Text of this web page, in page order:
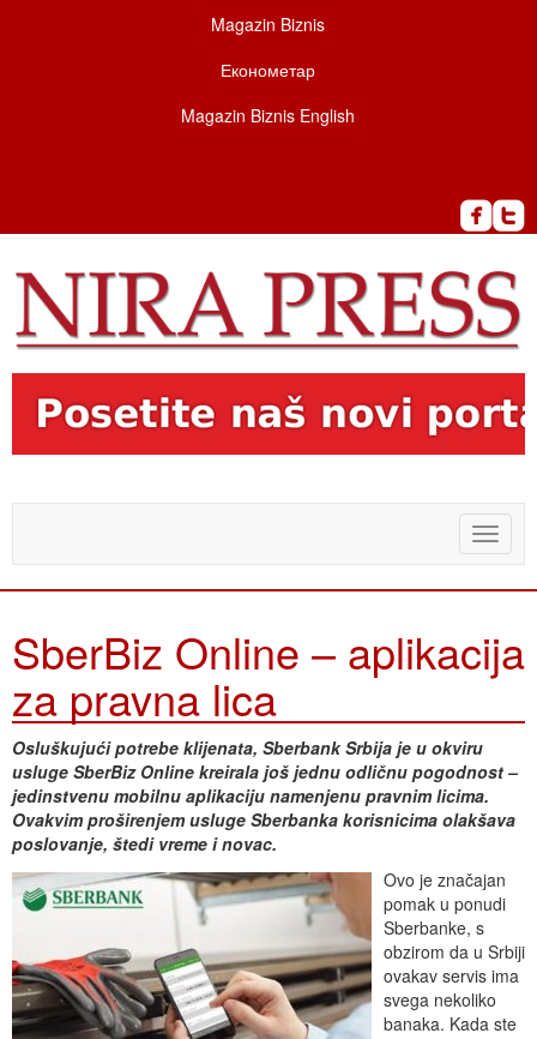
Magazin Biznis
Економетар
Magazin Biznis English
Toggle
SberBiz Online – aplikacija
za pravna lica
Osluškujući potrebe klijenata, Sberbank Srbija je u okviru
usluge SberBiz Online kreirala još jednu odličnu pogodnost –
jedinstvenu mobilnu aplikaciju namenjenu pravnim licima.
Ovakvim proširenjem usluge Sberbanka korisnicima olakšava
poslovanje, štedi vreme i novac.
Ovo je značajan
pomak u ponudi
Sberbanke, s
obzirom da u Srbiji
ovakav servis ima
svega nekoliko
banaka. Kada ste